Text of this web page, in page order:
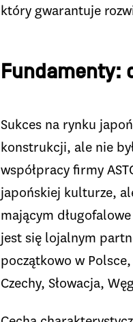
który gwarantuje
Fundamenty:
Sukces na rynku
konstrukcji, ale nie
współpracy firmy
japońskiej kulturze,
mającym
jest się lojalnym
początkowo w
Czechy, Słowacja,